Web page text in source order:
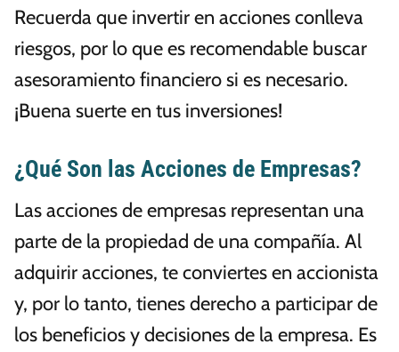
Recuerda que invertir en acciones conlleva
riesgos, por lo que es recomendable buscar
asesoramiento financiero si es necesario.
¡Buena suerte en tus inversiones!
¿Qué Son las Acciones de Empresas?
Las acciones de empresas representan una
parte de la propiedad de una compañía. Al
adquirir acciones, te conviertes en accionista
y, por lo tanto, tienes derecho a participar de
los beneficios y decisiones de la empresa. Es